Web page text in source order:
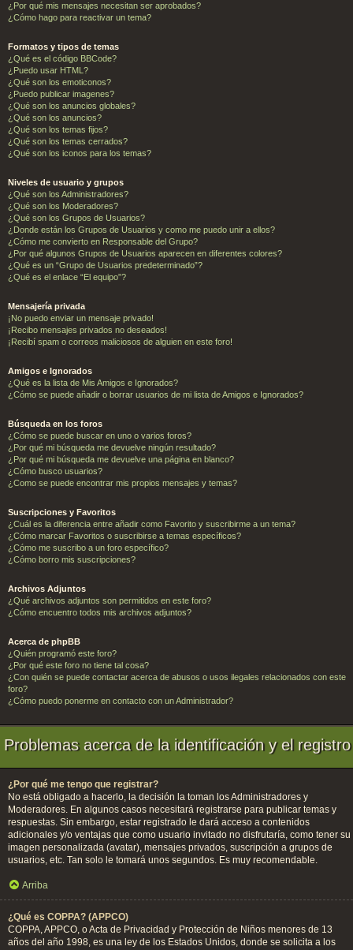
¿Por qué mis mensajes necesitan ser aprobados?
¿Cómo hago para reactivar un tema?
Formatos y tipos de temas
¿Qué es el código BBCode?
¿Puedo usar HTML?
¿Qué son los emoticonos?
¿Puedo publicar imagenes?
¿Qué son los anuncios globales?
¿Qué son los anuncios?
¿Qué son los temas fijos?
¿Qué son los temas cerrados?
¿Qué son los iconos para los temas?
Niveles de usuario y grupos
¿Qué son los Administradores?
¿Qué son los Moderadores?
¿Qué son los Grupos de Usuarios?
¿Donde están los Grupos de Usuarios y como me puedo unir a ellos?
¿Cómo me convierto en Responsable del Grupo?
¿Por qué algunos Grupos de Usuarios aparecen en diferentes colores?
¿Qué es un “Grupo de Usuarios predeterminado”?
¿Qué es el enlace “El equipo”?
Mensajería privada
¡No puedo enviar un mensaje privado!
¡Recibo mensajes privados no deseados!
¡Recibí spam o correos maliciosos de alguien en este foro!
Amigos e Ignorados
¿Qué es la lista de Mis Amigos e Ignorados?
¿Cómo se puede añadir o borrar usuarios de mi lista de Amigos e Ignorados?
Búsqueda en los foros
¿Cómo se puede buscar en uno o varios foros?
¿Por qué mi búsqueda me devuelve ningún resultado?
¿Por qué mi búsqueda me devuelve una página en blanco?
¿Cómo busco usuarios?
¿Como se puede encontrar mis propios mensajes y temas?
Suscripciones y Favoritos
¿Cuál es la diferencia entre añadir como Favorito y suscribirme a un tema?
¿Cómo marcar Favoritos o suscribirse a temas específicos?
¿Cómo me suscribo a un foro específico?
¿Cómo borro mis suscripciones?
Archivos Adjuntos
¿Qué archivos adjuntos son permitidos en este foro?
¿Cómo encuentro todos mis archivos adjuntos?
Acerca de phpBB
¿Quién programó este foro?
¿Por qué este foro no tiene tal cosa?
¿Con quién se puede contactar acerca de abusos o usos ilegales relacionados con este
foro?
¿Cómo puedo ponerme en contacto con un Administrador?
Problemas acerca de la identificación y el registro
¿Por qué me tengo que registrar?
No está obligado a hacerlo, la decisión la toman los Administradores y
Moderadores. En algunos casos necesitará registrarse para publicar temas y
respuestas. Sin embargo, estar registrado le dará acceso a contenidos
adicionales y/o ventajas que como usuario invitado no disfrutaría, como tener su
imagen personalizada (avatar), mensajes privados, suscripción a grupos de
usuarios, etc. Tan solo le tomará unos segundos. Es muy recomendable.
Arriba
¿Qué es COPPA? (APPCO)
COPPA, APPCO, o Acta de Privacidad y Protección de Niños menores de 13
años del año 1998, es una ley de los Estados Unidos, donde se solicita a los